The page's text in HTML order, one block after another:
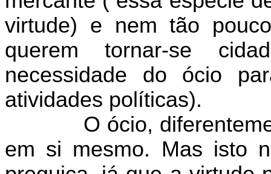
virtude) e nem tão
querem tornar-se
necessidade do ócio
atividades políticas).
O ócio,
em si mesmo. Mas isto